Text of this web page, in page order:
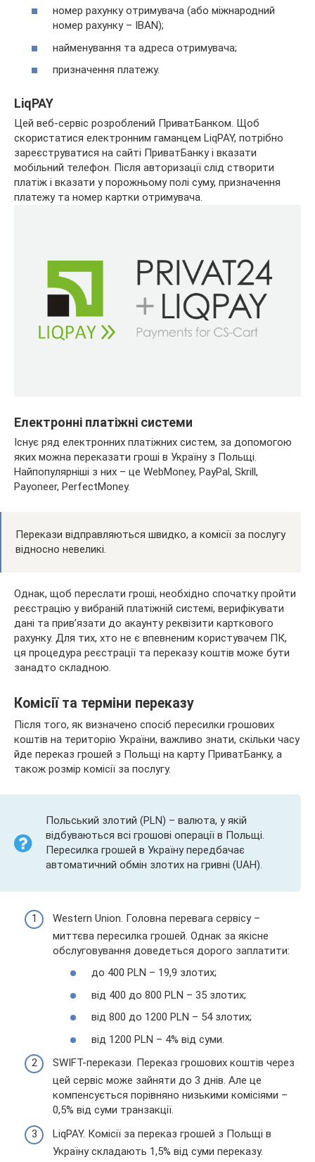
номер рахунку отримувача (або міжнародний
номер рахунку – IBAN);
найменування та адреса отримувача;
призначення платежу.
LiqPAY
Цей веб-сервіс розроблений ПриватБанком. Щоб
скористатися електронним гаманцем LiqPAY, потрібно
зареєструватися на сайті ПриватБанку і вказати
мобільний телефон. Після авторизації слід створити
платіж і вказати у порожньому полі суму, призначення
платежу та номер картки отримувача.
Електронні платіжні системи
Існує ряд електронних платіжних систем, за допомогою
яких можна переказати гроші в Україну з Польщі.
Найпопулярніші з них – це WebMoney, PayPal, Skrill,
Payoneer, PerfectMoney.
Перекази відправляються швидко, а комісії за послугу
відносно невеликі.
Однак, щоб переслати гроші, необхідно спочатку пройти
реєстрацію у вибраній платіжній системі, верифікувати
дані та прив’язати до акаунту реквізити карткового
рахунку. Для тих, хто не є впевненим користувачем ПК,
ця процедура реєстрації та переказу коштів може бути
занадто складною.
Комісії та терміни переказу
Після того, як визначено спосіб пересилки грошових
коштів на територію України, важливо знати, скільки часу
йде переказ грошей з Польщі на карту ПриватБанку, а
також розмір комісії за послугу.
Польський злотий (PLN) – валюта, у якій
відбуваються всі грошові операції в Польщі.
Пересилка грошей в Україну передбачає
автоматичний обмін злотих на гривні (UAH).
Western Union. Головна перевага сервісу –
миттєва пересилка грошей. Однак за якісне
обслуговування доведеться дорого заплатити:
до 400 PLN – 19,9 злотих;
від 400 до 800 PLN – 35 злотих;
від 800 до 1200 PLN – 54 злотих;
від 1200 PLN – 4% від суми.
SWIFT-перекази. Переказ грошових коштів через
цей сервіс може зайняти до 3 днів. Але це
компенсується порівняно низькими комісіями –
0,5% від суми транзакції.
LiqPAY. Комісії за переказ грошей з Польщі в
Україну складають 1,5% від суми переказу.